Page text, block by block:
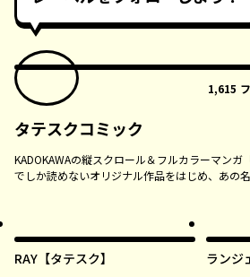
1,615
タテスクコミック
KADOKAWAの縦スクロール＆フルカラーマンガ
でしか読めないオリジナル作品をはじめ、あの
RAY【タテスク】
ランジ